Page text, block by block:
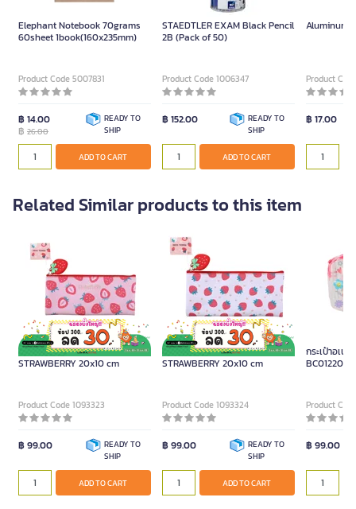
Elephant Notebook 70grams
60sheet 1book(160x235mm)
Product Code 5007831
฿ 14.00
฿ 26.00
READY TO
SHIP
ADD TO CART
STAEDTLER EXAM Black Pencil
2B (Pack of 50)
Product Code 1006347
฿ 152.00
READY TO
SHIP
ADD TO CART
Aluminum
Product
฿ 17.00
Related Similar products to this item
ME.STYLE Pencil bag
STRAWBERRY 20x10 cm
Product Code 1093323
฿ 99.00
READY TO
SHIP
ADD TO CART
ME.STYLE Pencil bag
STRAWBERRY 20x10 cm
Product Code 1093324
฿ 99.00
READY TO
SHIP
ADD TO CART
กระเป๋าอเน
BC0122001
Product
฿ 99.00